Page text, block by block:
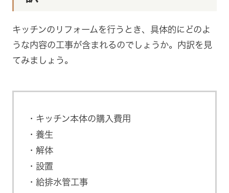
キッチンのリフォームを行うとき、具体的にどのよ
うな内容の工事が含まれるのでしょうか。内訳を見
てみましょう。
キッチン本体の購入費用
養生
解体
設置
給排水管工事